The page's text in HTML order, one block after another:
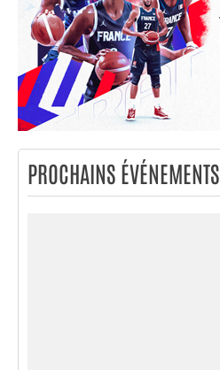
PROCHAINS ÉVÉNEMENTS